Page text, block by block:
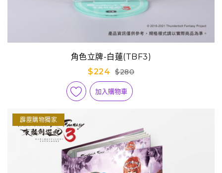
角色立牌-白蓮(TBF3)
$224
$280
加入購物車
霹靂購物獨家